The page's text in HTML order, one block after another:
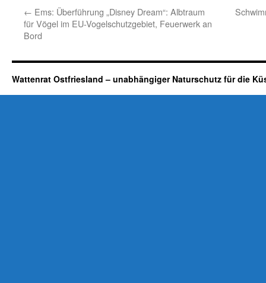
← Ems: Überführung „Disney Dream“: Albtraum
für Vögel im EU-Vogelschutzgebiet, Feuerwerk an
Bord
Wattenrat Ostfriesland – unabhängiger Naturschutz für die